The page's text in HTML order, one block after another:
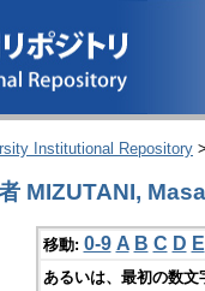
Institutional Repository
MIZUTANI,
移動: 0-9 A B C D E
あるいは、最初の数